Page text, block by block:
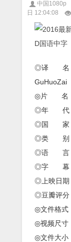
中国1080p
日 12:04:08
◎译 名
GuHuoZai
◎片 名 四
◎年 代
◎国 家
◎类 别
◎语 言
◎字 幕
◎上映日
◎豆瓣评
◎文件格
◎视频尺
◎文件大